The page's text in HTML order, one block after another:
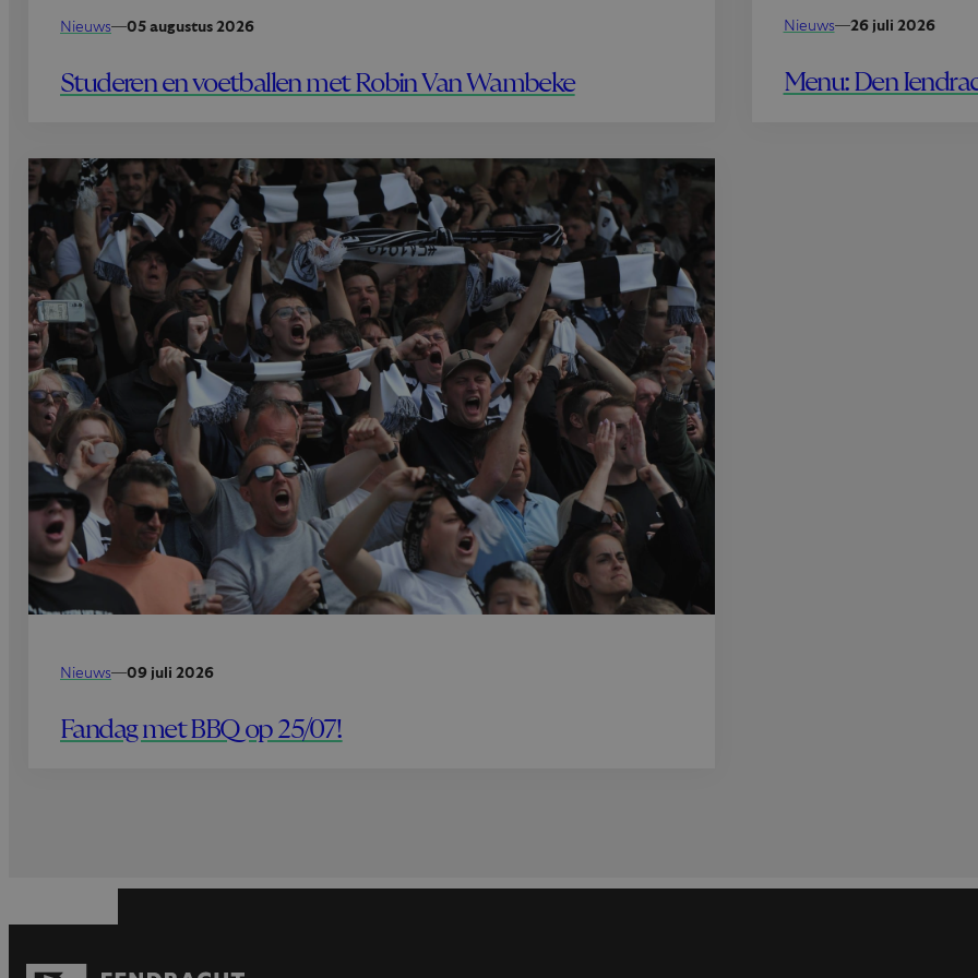
Nieuws—05 augustus 2026
Studeren en voetballen met Robin Van Wambeke
Nieuws—26 juli 2026
Menu: Den
Nieuws—09 juli 2026
Fandag met BBQ op 25/07!